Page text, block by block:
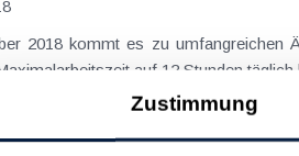
Zustimmung
2018 kommt es zu umfangreichen
auf 12 Stunden
drucken